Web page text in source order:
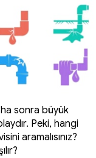
sonra büyük
Peki, hangi
aramalısınız?